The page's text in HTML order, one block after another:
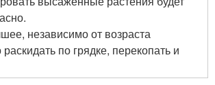
независимо от возраста
раскидать по грядке, перекопать и